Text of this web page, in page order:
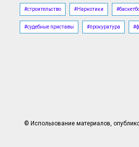
#строительство #Наркотики
#судебные приставы #прокуратура
© Использование материалов,